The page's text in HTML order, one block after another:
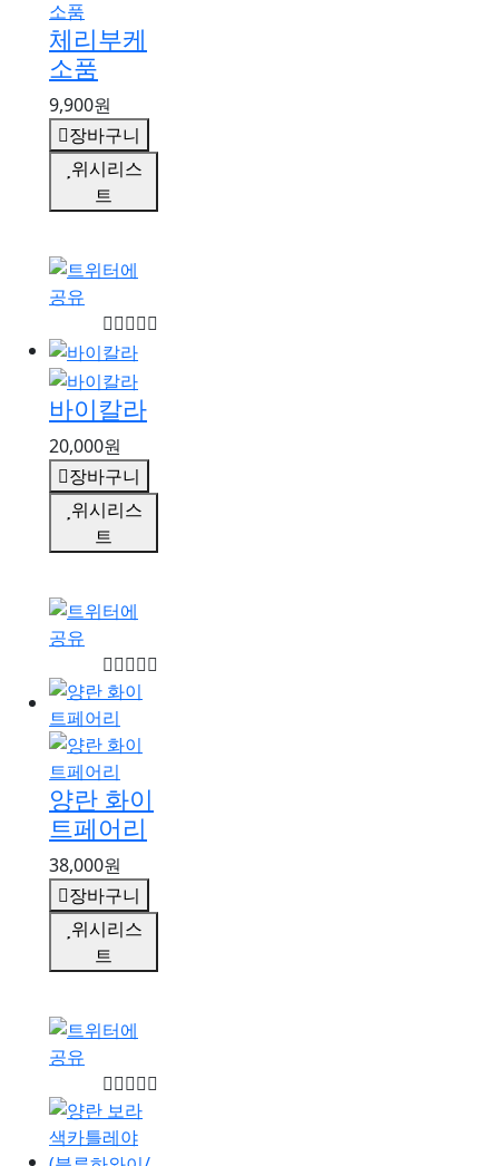
체리부케
소품
9,900원
장바구니
위시리스
트
바이칼라
20,000원
장바구니
위시리스
트
양란 화이
트페어리
38,000원
장바구니
위시리스
트